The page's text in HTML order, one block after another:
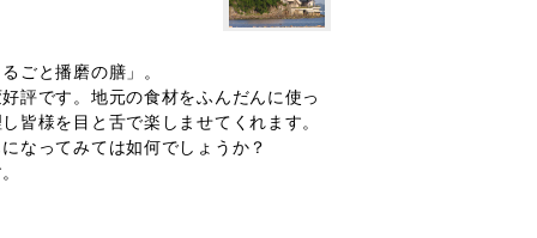
ごと播磨の膳」。
評です。地元の食材をふんだんに使っ
皆様を目と舌で楽しませてくれます。
なってみては如何でしょうか？